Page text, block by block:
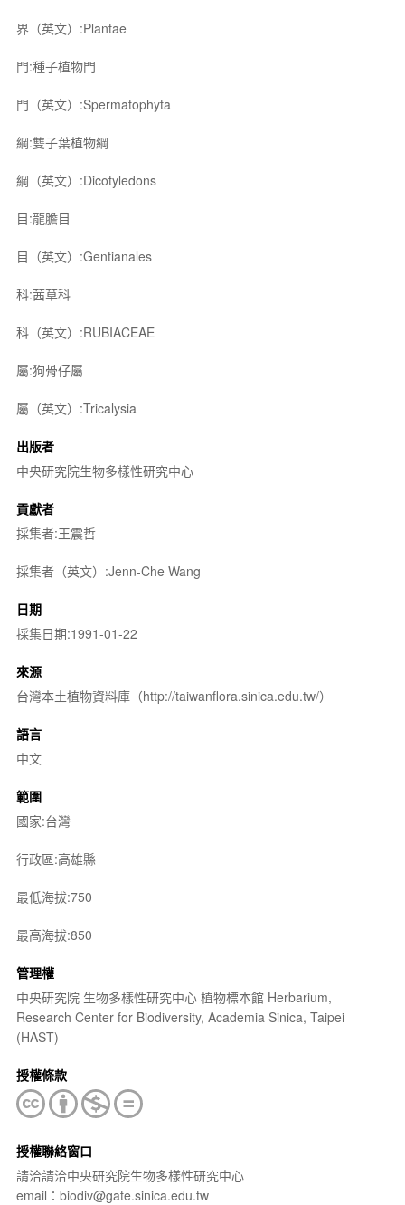
界（英文）:Plantae
門:種子植物門
門（英文）:Spermatophyta
綱:雙子葉植物綱
綱（英文）:Dicotyledons
目:龍膽目
目（英文）:Gentianales
科:茜草科
科（英文）:RUBIACEAE
屬:狗骨仔屬
屬（英文）:Tricalysia
出版者
中央研究院生物多樣性研究中心
貢獻者
採集者:王震哲
採集者（英文）:Jenn-Che Wang
日期
採集日期:1991-01-22
來源
台灣本土植物資料庫（http://taiwanflora.sinica.edu.tw/）
語言
中文
範圍
國家:台灣
行政區:高雄縣
最低海拔:750
最高海拔:850
管理權
中央研究院 生物多樣性研究中心 植物標本館 Herbarium,
Research Center for Biodiversity, Academia Sinica, Taipei
(HAST)
授權條款
授權聯絡窗口
請洽請洽中央研究院生物多樣性研究中心
email：biodiv@gate.sinica.edu.tw